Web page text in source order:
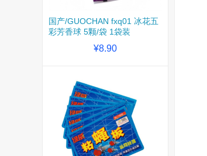
国产/GUOCHAN fxq01 冰花五
彩芳香球 5颗/袋 1袋装
¥8.90